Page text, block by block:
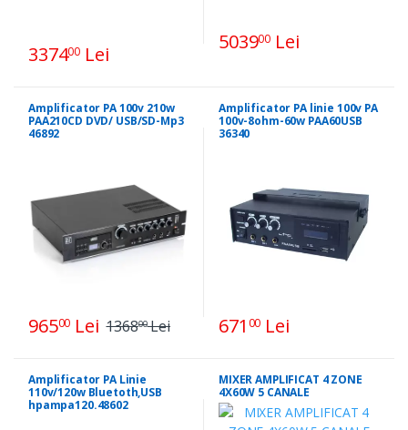
337400 Lei
503900 Lei
Amplificator PA 100v 210w
PAA210CD DVD/ USB/SD-Mp3
46892
96500 Lei 136800Lei
Amplificator PA linie 100v PA
100v-8ohm-60w PAA60USB
36340
671 00 Lei
Amplificator PA Linie
110v/120w Bluetoth,USB
hpampa120.48602
MIXER AMPLIFICAT 4 ZONE
4X60W 5 CANALE